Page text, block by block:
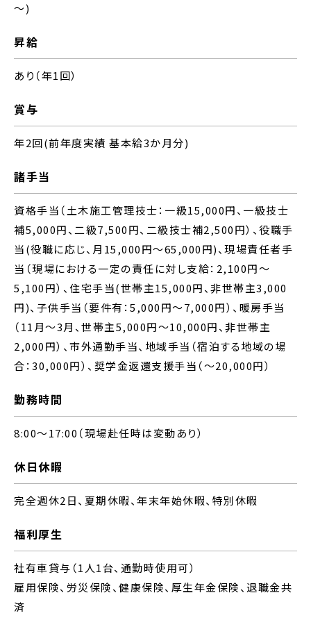
～)
昇給
あり（年1回）
賞与
年2回(前年度実績 基本給3か月分)
諸手当
資格手当（土木施工管理技士：一級15,000円、一級技士
補5,000円、二級7,500円、二級技士補2,500円）、役職手
当(役職に応じ、月15,000円～65,000円)、現場責任者手
当（現場における一定の責任に対し支給：2,100円～
5,100円）、住宅手当(世帯主15,000円、非世帯主3,000
円)、子供手当（要件有：5,000円～7,000円）、暖房手当
（11月～3月、世帯主5,000円～10,000円、非世帯主
2,000円）、市外通勤手当、地域手当（宿泊する地域の場
合：30,000円）、奨学金返還支援手当（～20,000円）
勤務時間
8:00～17:00（現場赴任時は変動あり）
休日休暇
完全週休2日、夏期休暇、年末年始休暇、特別休暇
福利厚生
社有車貸与（1人1台、通勤時使用可）
雇用保険、労災保険、健康保険、厚生年金保険、退職金共
済